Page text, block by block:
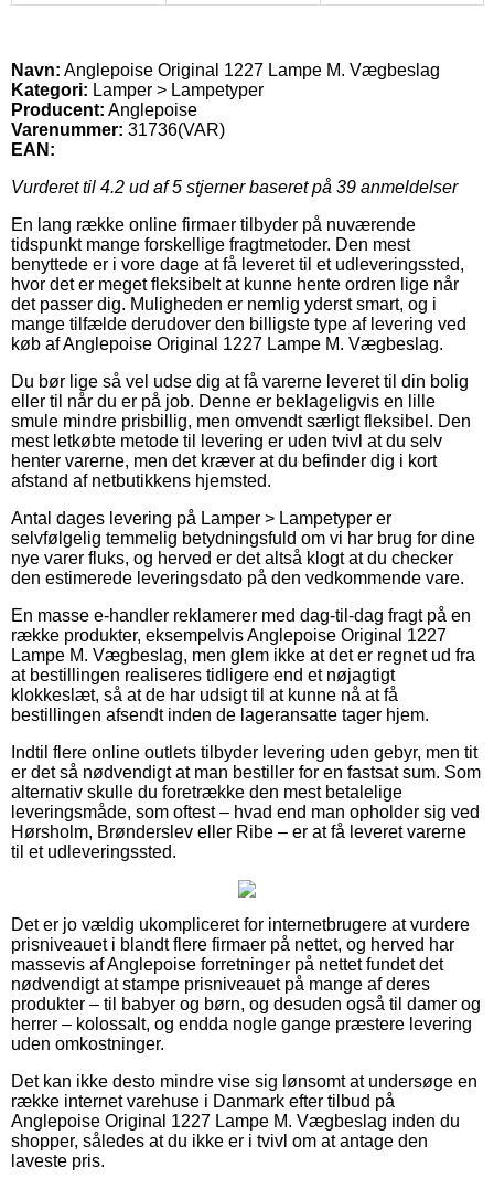
Navn: Anglepoise Original 1227 Lampe M. Vægbeslag
Kategori: Lamper > Lampetyper
Producent: Anglepoise
Varenummer: 31736(VAR)
EAN:
Vurderet til 4.2 ud af 5 stjerner baseret på 39 anmeldelser
En lang række online firmaer tilbyder på nuværende
tidspunkt mange forskellige fragtmetoder. Den mest
benyttede er i vore dage at få leveret til et udleveringssted,
hvor det er meget fleksibelt at kunne hente ordren lige når
det passer dig. Muligheden er nemlig yderst smart, og i
mange tilfælde derudover den billigste type af levering ved
køb af Anglepoise Original 1227 Lampe M. Vægbeslag.
Du bør lige så vel udse dig at få varerne leveret til din bolig
eller til når du er på job. Denne er beklageligvis en lille
smule mindre prisbillig, men omvendt særligt fleksibel. Den
mest letkøbte metode til levering er uden tvivl at du selv
henter varerne, men det kræver at du befinder dig i kort
afstand af netbutikkens hjemsted.
Antal dages levering på Lamper > Lampetyper er
selvfølgelig temmelig betydningsfuld om vi har brug for dine
nye varer fluks, og herved er det altså klogt at du checker
den estimerede leveringsdato på den vedkommende vare.
En masse e-handler reklamerer med dag-til-dag fragt på en
række produkter, eksempelvis Anglepoise Original 1227
Lampe M. Vægbeslag, men glem ikke at det er regnet ud fra
at bestillingen realiseres tidligere end et nøjagtigt
klokkeslæt, så at de har udsigt til at kunne nå at få
bestillingen afsendt inden de lageransatte tager hjem.
Indtil flere online outlets tilbyder levering uden gebyr, men tit
er det så nødvendigt at man bestiller for en fastsat sum. Som
alternativ skulle du foretrække den mest betalelige
leveringsmåde, som oftest – hvad end man opholder sig ved
Hørsholm, Brønderslev eller Ribe – er at få leveret varerne
til et udleveringssted.
Det er jo vældig ukompliceret for internetbrugere at vurdere
prisniveauet i blandt flere firmaer på nettet, og herved har
massevis af Anglepoise forretninger på nettet fundet det
nødvendigt at stampe prisniveauet på mange af deres
produkter – til babyer og børn, og desuden også til damer og
herrer – kolossalt, og endda nogle gange præstere levering
uden omkostninger.
Det kan ikke desto mindre vise sig lønsomt at undersøge en
række internet varehuse i Danmark efter tilbud på
Anglepoise Original 1227 Lampe M. Vægbeslag inden du
shopper, således at du ikke er i tvivl om at antage den
laveste pris.